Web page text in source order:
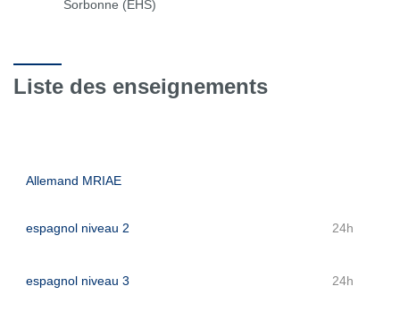
Sorbonne (EHS)
Liste des enseignements
Allemand MRIAE
espagnol niveau 2 24h
espagnol niveau 3 24h